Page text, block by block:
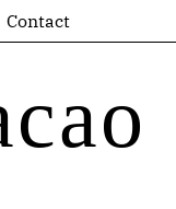
Contact